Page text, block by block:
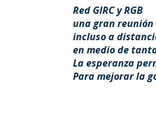
Red GIRC y RGB
una gran reunión
incluso a
en medio de
La esperanza
Para mejorar la